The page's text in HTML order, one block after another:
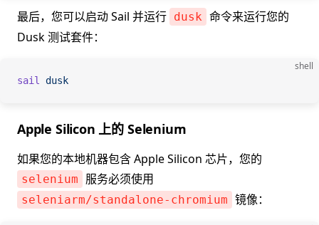
最后，您可以启动 Sail 并运行 dusk 命令来运行您的
Dusk 测试套件：
shell
sail dusk
Apple Silicon 上的 Selenium
如果您的本地机器包含 Apple Silicon 芯片，您的
selenium 服务必须使用
seleniarm/standalone-chromium 镜像：